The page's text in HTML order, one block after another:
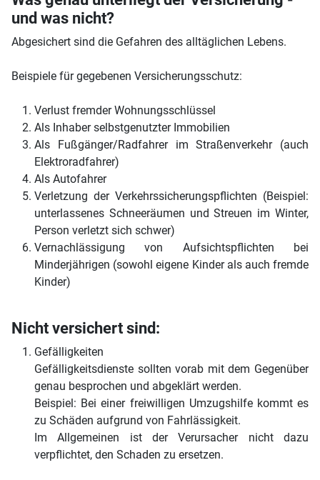
und was nicht?
Abgesichert sind die Gefahren des alltäglichen Lebens.
Beispiele für gegebenen Versicherungsschutz:
Verlust fremder Wohnungsschlüssel
Als Inhaber selbstgenutzter Immobilien
Als Fußgänger/Radfahrer im Straßenverkehr (auch
Elektroradfahrer)
Als Autofahrer
Verletzung der Verkehrssicherungspflichten (Beispiel:
unterlassenes Schneeräumen und Streuen im Winter,
Person verletzt sich schwer)
Vernachlässigung von Aufsichtspflichten bei
Minderjährigen (sowohl eigene Kinder als auch fremde
Kinder)
Nicht versichert sind:
Gefälligkeiten
Gefälligkeitsdienste sollten vorab mit dem Gegenüber
genau besprochen und abgeklärt werden.
Beispiel: Bei einer freiwilligen Umzugshilfe kommt es
zu Schäden aufgrund von Fahrlässigkeit.
Im Allgemeinen ist der Verursacher nicht dazu
verpflichtet, den Schaden zu ersetzen.